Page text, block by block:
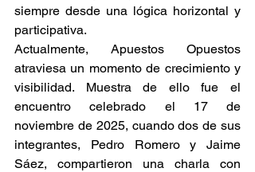
siempre desde una lógica horizontal y
participativa.
Actualmente, Apuestos Opuestos
atraviesa un momento de crecimiento y
visibilidad. Muestra de ello fue el
encuentro celebrado el 17 de
noviembre de 2025, cuando dos de sus
integrantes, Pedro Romero y Jaime
Sáez, compartieron una charla con